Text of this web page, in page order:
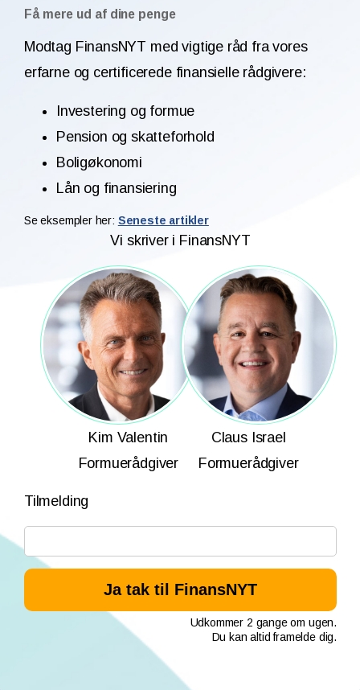
Få mere ud af dine penge
Modtag FinansNYT med vigtige råd fra vores
erfarne og certificerede finansielle rådgivere:
Investering og formue
Pension og skatteforhold
Boligøkonomi
Lån og finansiering
Se eksempler her: Seneste artikler
Vi skriver i FinansNYT
Kim Valentin
Formuerådgiver
Claus Israel
Formuerådgiver
Tilmelding
Udkommer 2 gange om ugen.
Du kan altid framelde dig.